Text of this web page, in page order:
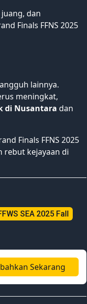
dan
Finals FFNS 2025
lainnya.
meningkat,
di Nusantara dan
Finals FFNS 2025
rebut kejayaan di
SEA 2025 Fall
Sekarang